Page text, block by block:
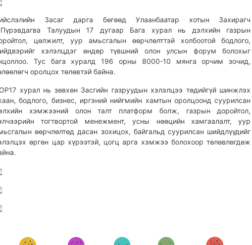
Засаг дарга бөгөөд Улаанбаатар хотын Захирагч
Талуудын 17 дугаар Бага хурал нь дэлхийн газрын
цөлжилт, уур амьсгалын өөрчлөлттэй холбоотой бодлого,
хэлэлцдэг өндөр түвшний олон улсын форум болохыг
Тус бага хуралд 196 орны 8000-10 мянга орчим зочид,
оролцох төлөвтэй байна.
хурал нь зөвхөн Засгийн газруудын хэлэлцээ төдийгүй шинжлэх
бодлого, бизнес, иргэний нийгмийн хамтын оролцоонд суурилсан
хэмжээний олон талт платформ болж, газрын доройтол,
тогтвортой менежмент, усны нөөцийн хамгаалалт, уур
өөрчлөлтөд дасан зохицох, байгальд суурилсан шийдлүүдийг
өргөн цар хүрээтэй, цогц арга хэмжээ болохоор төлөвлөгдөж